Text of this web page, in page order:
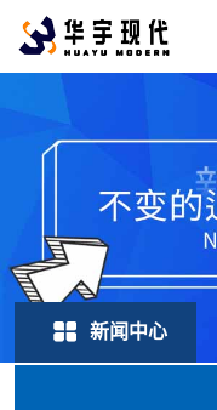
新闻中心